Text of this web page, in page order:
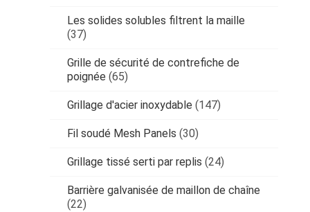
Les solides solubles filtrent la maille
(37)
Grille de sécurité de contrefiche de
poignée (65)
Grillage d'acier inoxydable (147)
Fil soudé Mesh Panels (30)
Grillage tissé serti par replis (24)
Barrière galvanisée de maillon de chaîne
(22)